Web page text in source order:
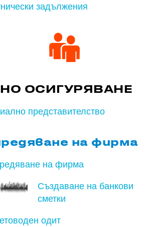
задължения
ОСИГУРЯВАНЕ
представителство
на фирма
на фирма
Създаване на банкови
сметки
одит